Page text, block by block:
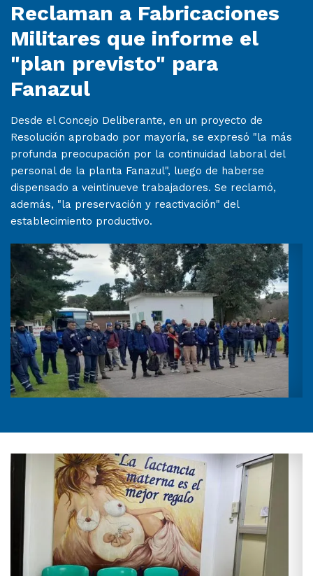
Reclaman a Fabricaciones
Militares que informe el
"plan previsto" para
Fanazul
Desde el Concejo Deliberante, en un proyecto de
Resolución aprobado por mayoría, se expresó "la más
profunda preocupación por la continuidad laboral del
personal de la planta Fanazul", luego de haberse
dispensado a veintinueve trabajadores. Se reclamó,
además, "la preservación y reactivación" del
establecimiento productivo.